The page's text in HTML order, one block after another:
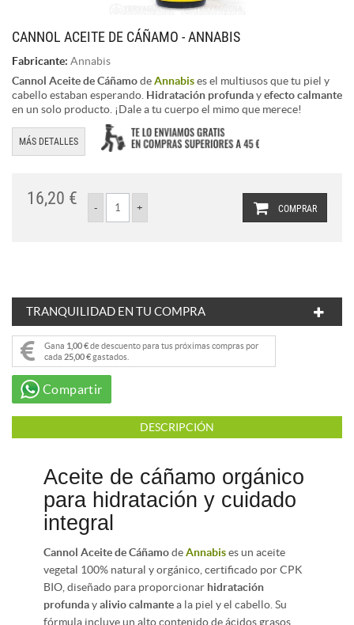
CANNOL ACEITE DE CÁÑAMO - ANNABIS
Fabricante: Annabis
Cannol Aceite de CáñamodeAnnabises el multiusos que tu piel y
cabello estaban esperando. Hidratación profundayefecto calmante
en un solo producto. ¡Dale a tu cuerpo el mimo que merece!
MÁS DETALLES
16,20 €
COMPRAR
TRANQUILIDAD EN TU COMPRA
Gana 1,00 €de descuento para tus próximas compras por
cada 25,00 €gastados.
Compartir
DESCRIPCIÓN
Aceite de cáñamo orgánico
para hidratación y cuidado
integral
Cannol Aceite de CáñamodeAnnabises un aceite
vegetal 100% natural y orgánico, certificado por CPK
BIO, diseñado para proporcionar hidratación
profundayalivio calmantea la piel y el cabello. Su
fórmula incluye un alto contenido de ácidos grasos